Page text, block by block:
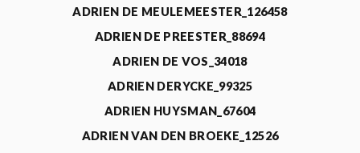
ADRIEN DE MEULEMEESTER_126458
ADRIEN DE PREESTER_88694
ADRIEN DE VOS_34018
ADRIEN DERYCKE_99325
ADRIEN HUYSMAN_67604
ADRIEN VAN DEN BROEKE_12526